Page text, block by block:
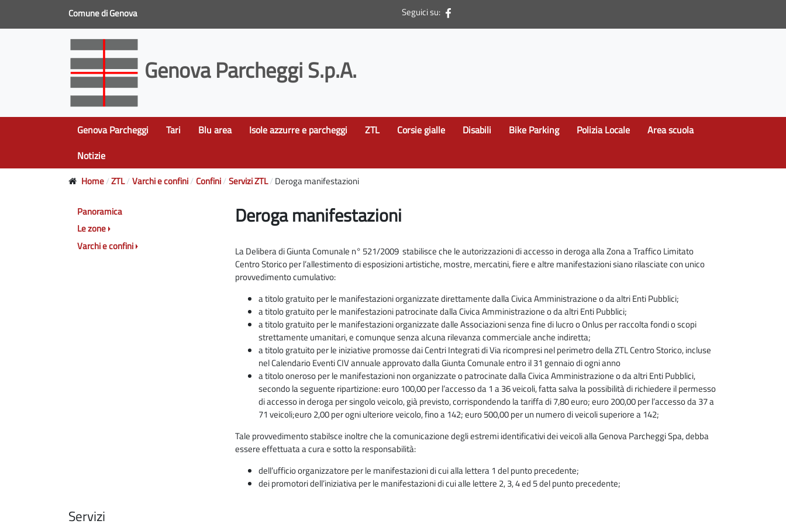
Comune di Genova Seguici su:
Genova Parcheggi S.p.A.
Genova Parcheggi Tari Blu area Isole azzurre e parcheggi ZTL Corsie gialle Disabili Bike Parking Polizia Locale
Area scuola
Notizie
Home ZTL Varchi e confini Confini Servizi ZTL Deroga manifestazioni
Deroga manifestazioni
La Delibera di Giunta Comunale n° 521/2009 stabilisce che le autorizzazioni di accesso in deroga alla Zona a Traffico Limitato
Centro Storico per l’allestimento di esposizioni artistiche, mostre, mercatini, fiere e altre manifestazioni siano rilasciate con unico
provvedimento cumulativo:
a titolo gratuito per le manifestazioni organizzate direttamente dalla Civica Amministrazione o da altri Enti Pubblici;
a titolo gratuito per le manifestazioni patrocinate dalla Civica Amministrazione o da altri Enti Pubblici;
a titolo gratuito per le manifestazioni organizzate dalle Associazioni senza fine di lucro o Onlus per raccolta fondi o scopi
strettamente umanitari, e comunque senza alcuna rilevanza commerciale anche indiretta;
a titolo gratuito per le iniziative promosse dai Centri Integrati di Via ricompresi nel perimetro della ZTL Centro Storico, incluse
nel Calendario Eventi CIV annuale approvato dalla Giunta Comunale entro il 31 gennaio di ogni anno
a titolo oneroso per le manifestazioni non organizzate o patrocinate dalla Civica Amministrazione o da altri Enti Pubblici,
secondo la seguente ripartizione: euro 100,00 per l’accesso da 1 a 36 veicoli, fatta salva la possibilità di richiedere il permesso
di accesso in deroga per singolo veicolo, già previsto, corrispondendo la tariffa di 7,80 euro; euro 200,00 per l’accesso da 37 a
71 veicoli;euro 2,00 per ogni ulteriore veicolo, fino a 142; euro 500,00 per un numero di veicoli superiore a 142;
Tale provvedimento stabilsce inoltre che la comunicazione degli estremi identificativi dei veicoli alla Genova Parcheggi Spa, debba
essere effettuata a cura e sotto la responsabilità:
dell’ufficio organizzatore per le manifestazioni di cui alla lettera 1 del punto precedente;
dei promotori dell’iniziativa per le manifestazioni di cui alle lettere 2, 3, 4 ed 5 del punto precedente;
Panoramica
Le zone
Varchi e confini
Servizi